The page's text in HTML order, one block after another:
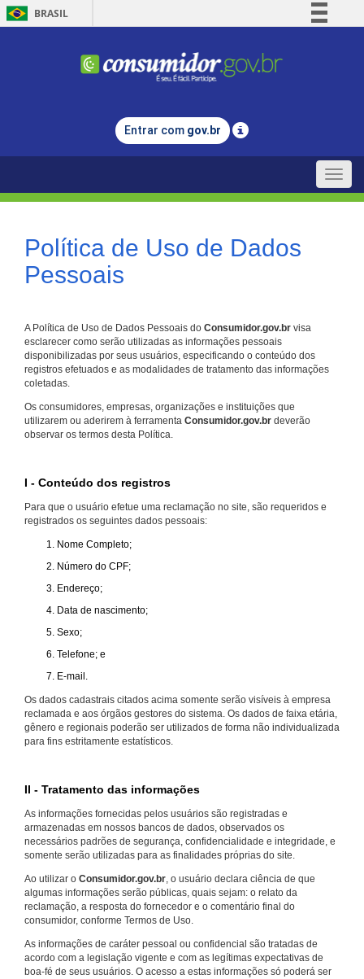
BRASIL
Comunica BR
Legislação
Entrar com gov.br
Toggle
Política de Uso de Dados
Pessoais
A Política de Uso de Dados Pessoais do Consumidor.gov.br visa
esclarecer como serão utilizadas as informações pessoais
disponibilizadas por seus usuários, especificando o conteúdo dos
registros efetuados e as modalidades de tratamento das informações
coletadas.
Os consumidores, empresas, organizações e instituições que
utilizarem ou aderirem à ferramenta Consumidor.gov.br deverão
observar os termos desta Política.
I - Conteúdo dos registros
Para que o usuário efetue uma reclamação no site, são requeridos e
registrados os seguintes dados pessoais:
Nome Completo;
Número do CPF;
Endereço;
Data de nascimento;
Sexo;
Telefone; e
E-mail.
Os dados cadastrais citados acima somente serão visíveis à empresa
reclamada e aos órgãos gestores do sistema. Os dados de faixa etária,
gênero e regionais poderão ser utilizados de forma não individualizada
para fins estritamente estatísticos.
II - Tratamento das informações
As informações fornecidas pelos usuários são registradas e
armazenadas em nossos bancos de dados, observados os
necessários padrões de segurança, confidencialidade e integridade, e
somente serão utilizadas para as finalidades próprias do site.
Ao utilizar o Consumidor.gov.br, o usuário declara ciência de que
algumas informações serão públicas, quais sejam: o relato da
reclamação, a resposta do fornecedor e o comentário final do
consumidor, conforme Termos de Uso.
As informações de caráter pessoal ou confidencial são tratadas de
acordo com a legislação vigente e com as legítimas expectativas de
boa-fé de seus usuários. O acesso a estas informações só poderá ser